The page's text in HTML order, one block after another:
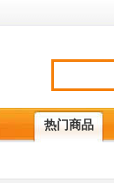
热门商品